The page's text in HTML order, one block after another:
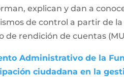
explican y dan a
de control a partir de
de rendición de cuentas
Administrativo de la
ciudadana en la